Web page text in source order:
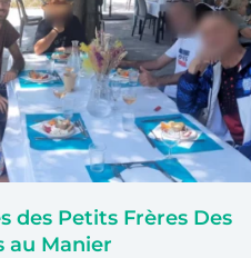
des Petits Frères Des
au Manier